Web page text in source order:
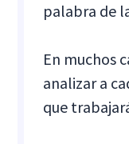
palabra de
En muchos
analizar a
que